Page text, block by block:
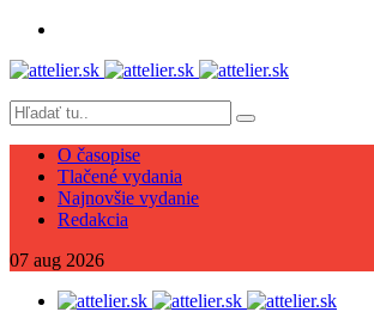
O časopise
Tlačené vydania
Najnovšie vydanie
Redakcia
07 aug 2026